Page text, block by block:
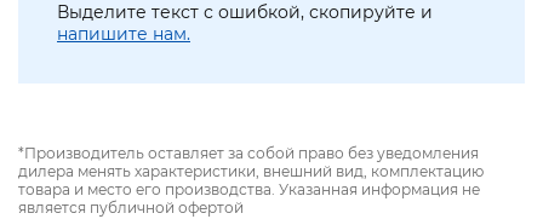
Выделите текст с ошибкой, скопируйте и
напишите нам.
*Производитель оставляет за собой право без уведомления
дилера менять характеристики, внешний вид, комплектацию
товара и место его производства. Указанная информация не
является публичной офертой